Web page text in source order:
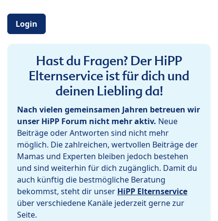
Login
Hast du Fragen? Der HiPP
Elternservice ist für dich und
deinen Liebling da!
Nach vielen gemeinsamen Jahren betreuen wir
unser HiPP Forum nicht mehr aktiv. Neue
Beiträge oder Antworten sind nicht mehr
möglich. Die zahlreichen, wertvollen Beiträge der
Mamas und Experten bleiben jedoch bestehen
und sind weiterhin für dich zugänglich. Damit du
auch künftig die bestmögliche Beratung
bekommst, steht dir unser HiPP Elternservice
über verschiedene Kanäle jederzeit gerne zur
Seite.